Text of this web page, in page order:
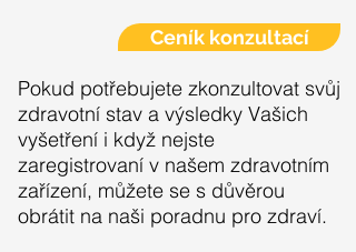
Ceník konzultací
Pokud potřebujete zkonzultovat svůj
zdravotní stav a výsledky Vašich
vyšetření i když nejste
zaregistrovaní v našem zdravotním
zařízení, můžete se s důvěrou
obrátit na naši poradnu pro zdraví.